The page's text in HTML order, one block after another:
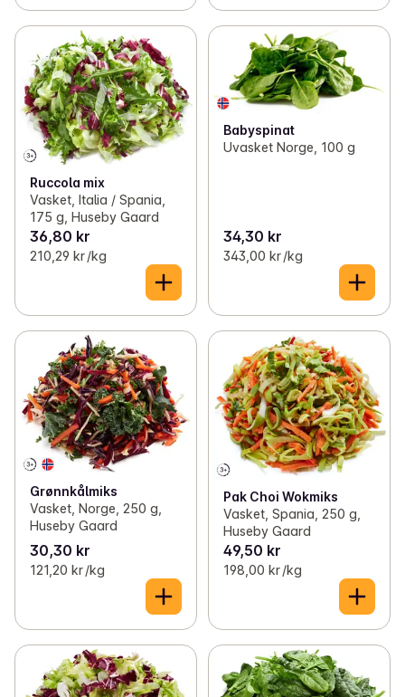
Ruccola mix
Vasket, Italia / Spania,
175 g, Huseby Gaard
36,80 kr
210,29 kr /kg
Babyspinat
Uvasket Norge, 100 g
34,30 kr
343,00 kr /kg
Grønnkålmiks
Vasket, Norge, 250 g,
Huseby Gaard
30,30 kr
121,20 kr /kg
Pak Choi Wokmiks
Vasket, Spania, 250 g,
Huseby Gaard
49,50 kr
198,00 kr /kg